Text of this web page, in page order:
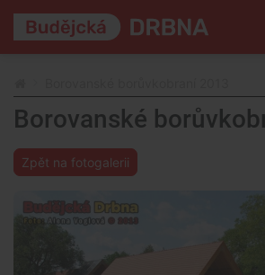
Borovanské
Zpět na fotogalerii